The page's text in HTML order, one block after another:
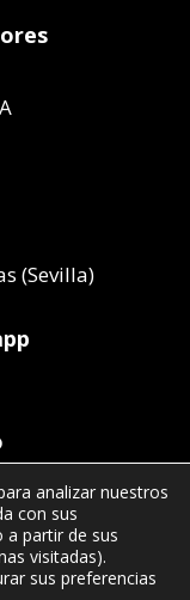
(Sevilla)
analizar nuestros
con sus
a partir de sus
visitadas).
sus preferencias